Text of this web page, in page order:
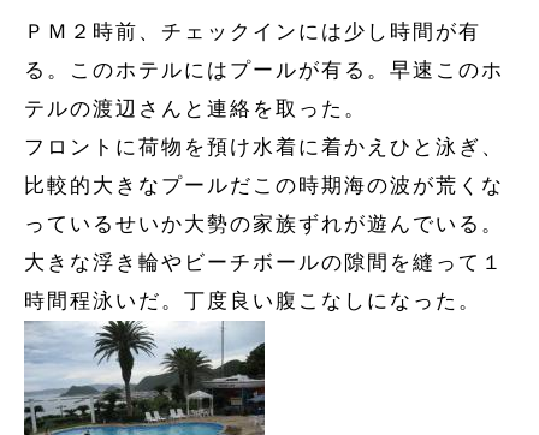
ＰＭ２時前、チェックインには少し時間が有
る。このホテルにはプールが有る。早速このホ
テルの渡辺さんと連絡を取った。
フロントに荷物を預け水着に着かえひと泳ぎ、
比較的大きなプールだこの時期海の波が荒くな
っているせいか大勢の家族ずれが遊んでいる。
大きな浮き輪やビーチボールの隙間を縫って１
時間程泳いだ。丁度良い腹こなしになった。